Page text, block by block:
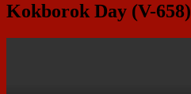
Kokborok Day (V-658)